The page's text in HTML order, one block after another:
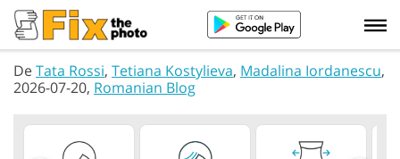
DeTata Rossi, Tetiana Kostylieva, Madalina Iordanescu,
2026-07-20, Romanian Blog